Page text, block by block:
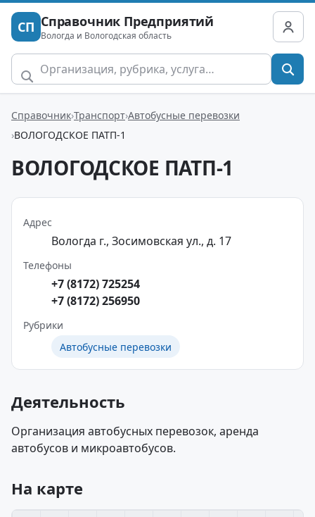
СП Справочник Предприятий
Вологда и Вологодская область
Справочник Транспорт Автобусные перевозки
ВОЛОГОДСКОЕ ПАТП-1
ВОЛОГОДСКОЕ ПАТП-1
Адрес
Вологда г., Зосимовская ул., д. 17
Телефоны
+7 (8172) 725254
+7 (8172) 256950
Рубрики
Автобусные перевозки
Деятельность
Организация автобусных перевозок, аренда
автобусов и микроавтобусов.
На карте